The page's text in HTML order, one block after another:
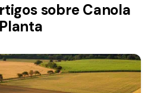
sobre Canola
Planta